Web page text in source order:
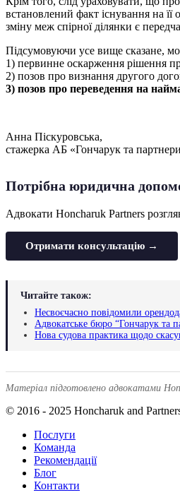
встановлений факт існування на
зміну меж спірної ділянки є
Підсумовуючи усе вище сказане,
1) первинне оскарження рішення
2) позов про визнання другого
3) позов про переведення на
Анна Піскуровська,
стажерка АБ «Гончарук та
Потрібна юридична
Адвокати Honcharuk Partners
Отримати консультацію →
Читайте також:
Несвоєчасно повідомили
Адвокатське бюро “Гончарук та
Нова судова практика щодо
Матеріал підготовлено адвокатами
© 2016 - 2025 Honcharuk and
Послуги
Команда
Рекомендації
Блог
Контакти